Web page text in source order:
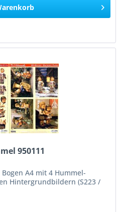
950111
A4 mit 4 Hummel-
Hintergrundbildern (S223 /